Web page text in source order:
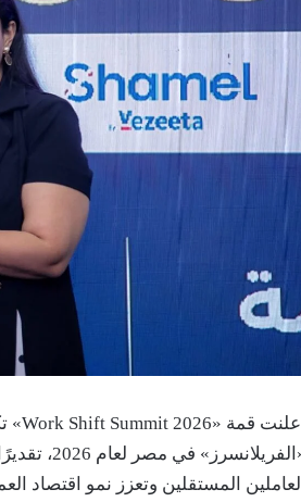
العاملين المستقلين وتعزز نمو اقتصاد